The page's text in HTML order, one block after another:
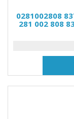
0281002808
281 002 808